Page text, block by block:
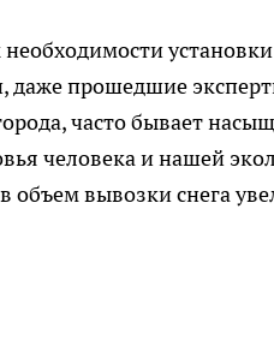
даже прошедшие
часто бывает
человека и нашей
объем вывозки снега